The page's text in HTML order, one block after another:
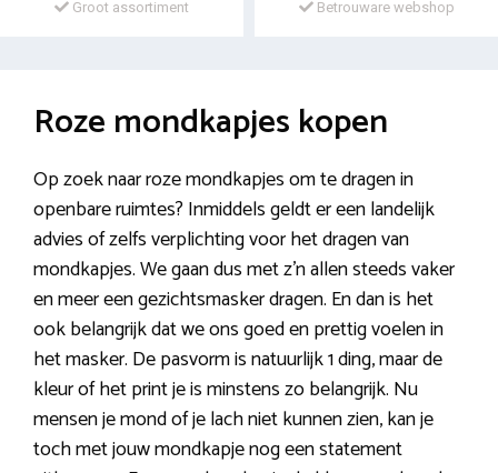
Groot assortiment
Betrouware webshop
Roze mondkapjes kopen
Op zoek naar roze mondkapjes om te dragen in
openbare ruimtes? Inmiddels geldt er een landelijk
advies of zelfs verplichting voor het dragen van
mondkapjes. We gaan dus met z’n allen steeds vaker
en meer een gezichtsmasker dragen. En dan is het
ook belangrijk dat we ons goed en prettig voelen in
het masker. De pasvorm is natuurlijk 1 ding, maar de
kleur of het print je is minstens zo belangrijk. Nu
mensen je mond of je lach niet kunnen zien, kan je
toch met jouw mondkapje nog een statement